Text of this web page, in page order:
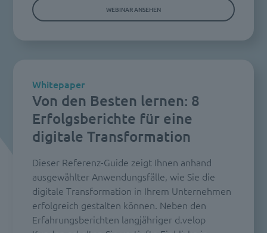
WEBINAR ANSEHEN
Von den Besten lernen: 8
Erfolgsberichte für eine
digitale Transformation
Whitepaper
Dieser Referenz-Guide zeigt Ihnen anhand
ausgewählter Anwendungsfälle, wie Sie die
digitale Transformation in Ihrem Unternehmen
erfolgreich gestalten können. Neben den
Erfahrungsberichten langjähriger d.velop